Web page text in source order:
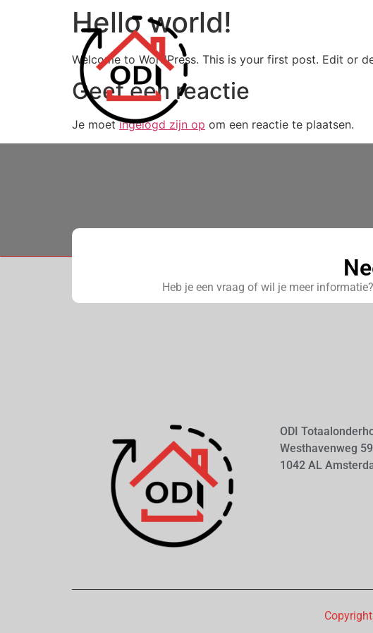
Hello world!
Welcome to WordPress. This is your first post. Edit or
Geef een reactie
Je moetingelogd zijn op om een reactie te plaatsen.
Heb je een vraag of wil je meer
ODI
Westhavenweg
1042 AL